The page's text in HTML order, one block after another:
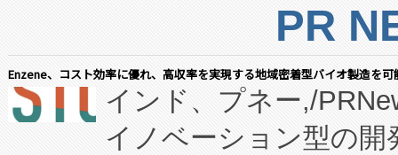
PR
Enzene、コスト効率に優れ、高収率を実現する地域密着型バイオ製造を
インド、プネー,/
イノベーション型の